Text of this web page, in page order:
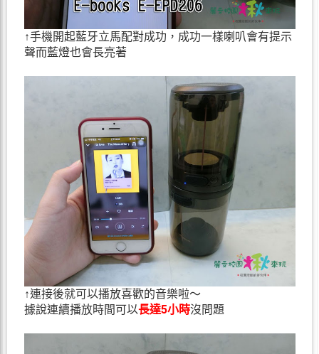
↑手機開起藍牙立馬配對成功，成功一樣喇叭會有提示
聲而藍燈也會長亮著
↑連接後就可以播放喜歡的音樂啦～
據說連續播放時間可以長達5小時沒問題